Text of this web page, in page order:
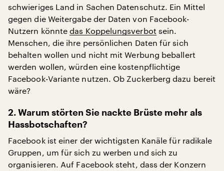
schwieriges Land in Sachen Datenschutz. Ein Mittel
gegen die Weitergabe der Daten von Facebook-
Nutzern könntedas Koppelungsverbot sein.
Menschen, die ihre persönlichen Daten für sich
behalten wollen und nicht mit Werbung beballert
werden wollen, würden eine kostenpflichtige
Facebook-Variante nutzen. Ob Zuckerberg dazu bereit
wäre?
2. Warum störten Sie nackte Brüste mehr als
Hassbotschaften?
Facebook ist einer der wichtigsten Kanäle für radikale
Gruppen, um für sich zu werben und sich zu
organisieren. Auf Facebook steht, dass der Konzern